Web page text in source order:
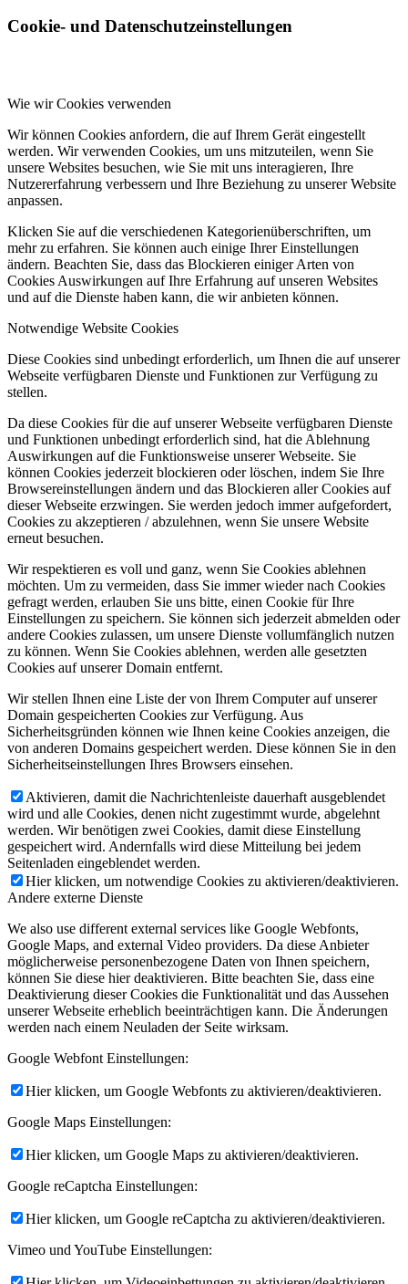
Cookie- und Datenschutzeinstellungen
Wie wir Cookies verwenden
Wir können Cookies anfordern, die auf Ihrem Gerät eingestellt
werden. Wir verwenden Cookies, um uns mitzuteilen, wenn Sie
unsere Websites besuchen, wie Sie mit uns interagieren, Ihre
Nutzererfahrung verbessern und Ihre Beziehung zu unserer Website
anpassen.
Klicken Sie auf die verschiedenen Kategorienüberschriften, um
mehr zu erfahren. Sie können auch einige Ihrer Einstellungen
ändern. Beachten Sie, dass das Blockieren einiger Arten von
Cookies Auswirkungen auf Ihre Erfahrung auf unseren Websites
und auf die Dienste haben kann, die wir anbieten können.
Notwendige Website Cookies
Diese Cookies sind unbedingt erforderlich, um Ihnen die auf unserer
Webseite verfügbaren Dienste und Funktionen zur Verfügung zu
stellen.
Da diese Cookies für die auf unserer Webseite verfügbaren Dienste
und Funktionen unbedingt erforderlich sind, hat die Ablehnung
Auswirkungen auf die Funktionsweise unserer Webseite. Sie
können Cookies jederzeit blockieren oder löschen, indem Sie Ihre
Browsereinstellungen ändern und das Blockieren aller Cookies auf
dieser Webseite erzwingen. Sie werden jedoch immer aufgefordert,
Cookies zu akzeptieren / abzulehnen, wenn Sie unsere Website
erneut besuchen.
Wir respektieren es voll und ganz, wenn Sie Cookies ablehnen
möchten. Um zu vermeiden, dass Sie immer wieder nach Cookies
gefragt werden, erlauben Sie uns bitte, einen Cookie für Ihre
Einstellungen zu speichern. Sie können sich jederzeit abmelden oder
andere Cookies zulassen, um unsere Dienste vollumfänglich nutzen
zu können. Wenn Sie Cookies ablehnen, werden alle gesetzten
Cookies auf unserer Domain entfernt.
Wir stellen Ihnen eine Liste der von Ihrem Computer auf unserer
Domain gespeicherten Cookies zur Verfügung. Aus
Sicherheitsgründen können wie Ihnen keine Cookies anzeigen, die
von anderen Domains gespeichert werden. Diese können Sie in den
Sicherheitseinstellungen Ihres Browsers einsehen.
Aktivieren, damit die Nachrichtenleiste dauerhaft ausgeblendet
wird und alle Cookies, denen nicht zugestimmt wurde, abgelehnt
werden. Wir benötigen zwei Cookies, damit diese Einstellung
gespeichert wird. Andernfalls wird diese Mitteilung bei jedem
Seitenladen eingeblendet werden.
Hier klicken, um notwendige Cookies zu aktivieren/deaktivieren.
Andere externe Dienste
We also use different external services like Google Webfonts,
Google Maps, and external Video providers. Da diese Anbieter
möglicherweise personenbezogene Daten von Ihnen speichern,
können Sie diese hier deaktivieren. Bitte beachten Sie, dass eine
Deaktivierung dieser Cookies die Funktionalität und das Aussehen
unserer Webseite erheblich beeinträchtigen kann. Die Änderungen
werden nach einem Neuladen der Seite wirksam.
Google Webfont Einstellungen:
Hier klicken, um Google Webfonts zu aktivieren/deaktivieren.
Google Maps Einstellungen:
Hier klicken, um Google Maps zu aktivieren/deaktivieren.
Google reCaptcha Einstellungen:
Hier klicken, um Google reCaptcha zu aktivieren/deaktivieren.
Vimeo und YouTube Einstellungen: